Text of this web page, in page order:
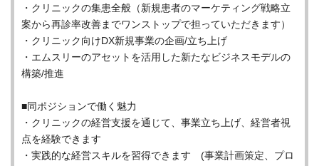
・クリニックの集患全般（新規患者のマーケティング戦略立
案から再診率改善までワンストップで担っていただきます）
・クリニック向けDX新規事業の企画/立ち上げ
・エムスリーのアセットを活用した新たなビジネスモデルの
構築/推進
■同ポジションで働く魅力
・クリニックの経営支援を通じて、事業立ち上げ、経営者視
点を経験できます
・実践的な経営スキルを習得できます (事業計画策定、プロ